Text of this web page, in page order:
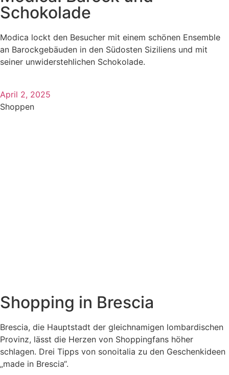
Schokolade
Modica lockt den Besucher mit einem schönen Ensemble
an Barockgebäuden in den Südosten Siziliens und mit
seiner unwiderstehlichen Schokolade.
April 2, 2025
Shoppen
Shopping in Brescia
Brescia, die Hauptstadt der gleichnamigen lombardischen
Provinz, lässt die Herzen von Shoppingfans höher
schlagen. Drei Tipps von sonoitalia zu den Geschenkideen
„made in Brescia“.